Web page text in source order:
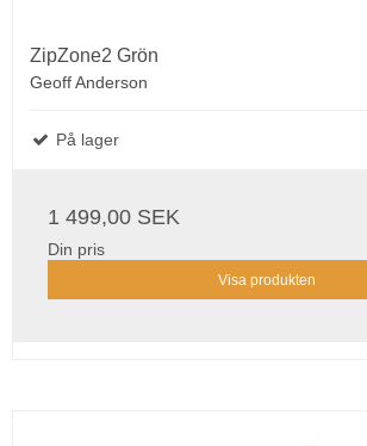
ZipZone2 Grön
Geoff Anderson
På lager
1 499,00 SEK
Din pris
Visa produkten